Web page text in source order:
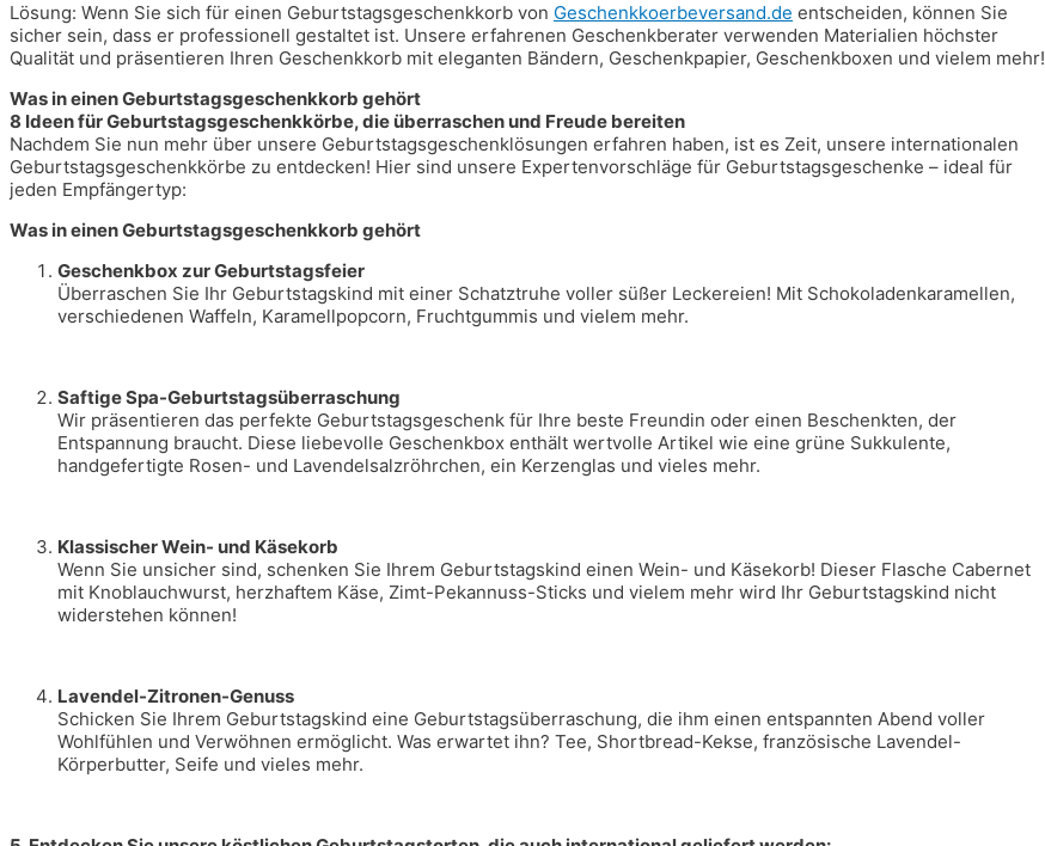
Lösung: Wenn Sie sich für einen Geburtstagsgeschenkkorb von Geschenkkoerbeversand.de entscheiden, können Sie
sicher sein, dass er professionell gestaltet ist. Unsere erfahrenen Geschenkberater verwenden Materialien höchster
Qualität und präsentieren Ihren Geschenkkorb mit eleganten Bändern, Geschenkpapier, Geschenkboxen und vielem mehr!
Was in einen Geburtstagsgeschenkkorb gehört
8 Ideen für Geburtstagsgeschenkkörbe, die überraschen und Freude bereiten
Nachdem Sie nun mehr über unsere Geburtstagsgeschenklösungen erfahren haben, ist es Zeit, unsere internationalen
Geburtstagsgeschenkkörbe zu entdecken! Hier sind unsere Expertenvorschläge für Geburtstagsgeschenke – ideal für
jeden Empfängertyp:
Was in einen Geburtstagsgeschenkkorb gehört
Geschenkbox zur Geburtstagsfeier
Überraschen Sie Ihr Geburtstagskind mit einer Schatztruhe voller süßer Leckereien! Mit Schokoladenkaramellen,
verschiedenen Waffeln, Karamellpopcorn, Fruchtgummis und vielem mehr.
Saftige Spa-Geburtstagsüberraschung
Wir präsentieren das perfekte Geburtstagsgeschenk für Ihre beste Freundin oder einen Beschenkten, der
Entspannung braucht. Diese liebevolle Geschenkbox enthält wertvolle Artikel wie eine grüne Sukkulente,
handgefertigte Rosen- und Lavendelsalzröhrchen, ein Kerzenglas und vieles mehr.
Klassischer Wein- und Käsekorb
Wenn Sie unsicher sind, schenken Sie Ihrem Geburtstagskind einen Wein- und Käsekorb! Dieser Flasche Cabernet
mit Knoblauchwurst, herzhaftem Käse, Zimt-Pekannuss-Sticks und vielem mehr wird Ihr Geburtstagskind nicht
widerstehen können!
Lavendel-Zitronen-Genuss
Schicken Sie Ihrem Geburtstagskind eine Geburtstagsüberraschung, die ihm einen entspannten Abend voller
Wohlfühlen und Verwöhnen ermöglicht. Was erwartet ihn? Tee, Shortbread-Kekse, französische Lavendel-
Körperbutter, Seife und vieles mehr.